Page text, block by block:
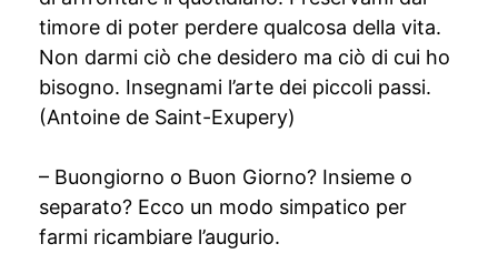
timore di poter perdere qualcosa della vita.
Non darmi ciò che desidero ma ciò di cui ho
bisogno. Insegnami l’arte dei piccoli passi.
(Antoine de Saint-Exupery)
– Buongiorno o Buon Giorno? Insieme o
separato? Ecco un modo simpatico per
farmi ricambiare l’augurio.